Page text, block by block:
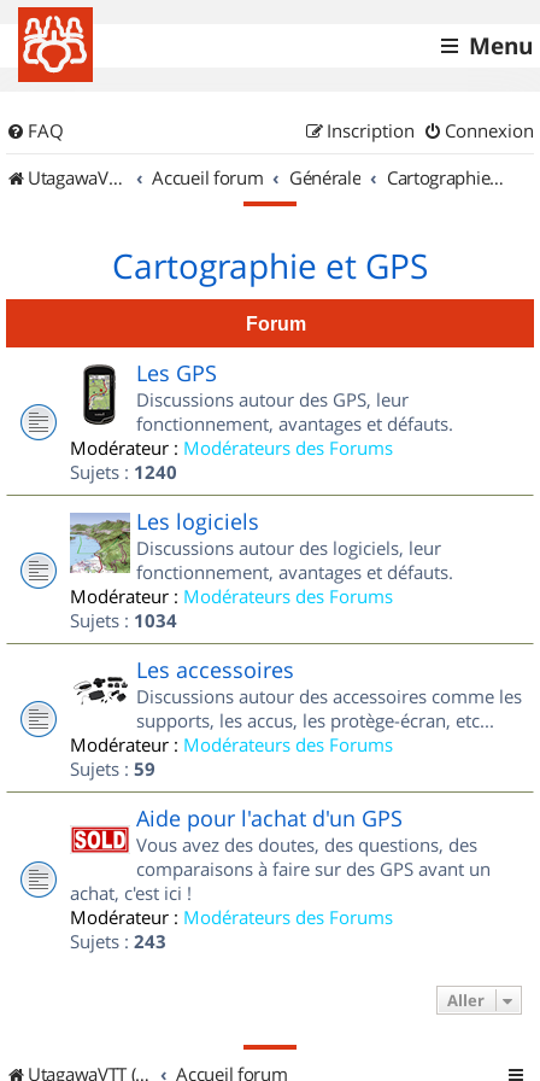
Menu
FAQ Connexion
Inscription
UtagawaVTT (Randos VTT et VTTAE avec traces GPS)
Accueil forum Générale Cartographie et GPS
Cartographie et GPS
Forum
Les GPS
Discussions autour des GPS, leur
fonctionnement, avantages et défauts.
Modérateur : Modérateurs des Forums
Sujets : 1240
Les logiciels
Discussions autour des logiciels, leur
fonctionnement, avantages et défauts.
Modérateur : Modérateurs des Forums
Sujets : 1034
Les accessoires
Discussions autour des accessoires comme les
supports, les accus, les protège-écran, etc...
Modérateur : Modérateurs des Forums
Sujets : 59
Aide pour l'achat d'un GPS
Vous avez des doutes, des questions, des
comparaisons à faire sur des GPS avant un
achat, c'est ici !
Modérateur : Modérateurs des Forums
Sujets : 243
Aller
UtagawaVTT (Randos VTT et VTTAE avec traces GPS) Accueil forum